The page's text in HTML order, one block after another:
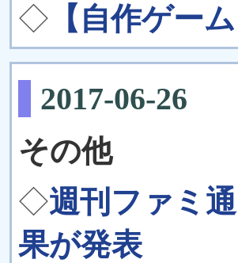
◇ 【自作ゲー
2017-06-26
その他
◇週刊ファミ
果が発表